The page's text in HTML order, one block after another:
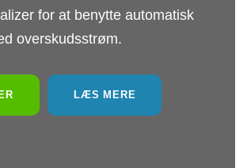
for at benytte automatisk
overskudsstrøm.
LÆS MERE